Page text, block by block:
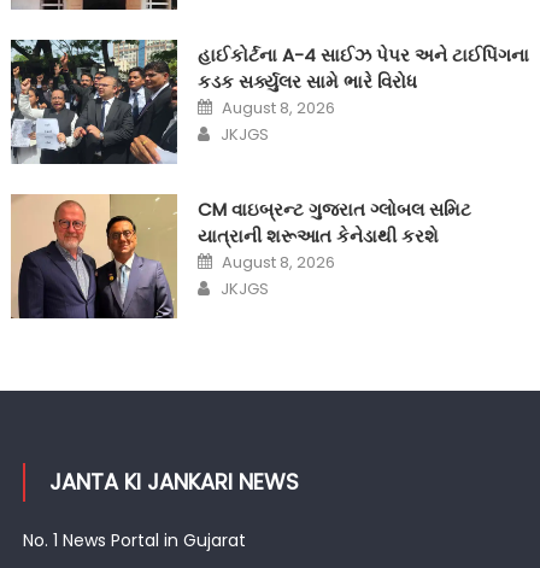
હાઈકોર્ટના A-4 સાઈઝ પેપર અને ટાઈપિંગના
કડક સર્ક્યુલર સામે ભારે વિરોધ
Posted
on
August 8, 2026
Author
JKJGS
CM વાઇબ્રન્ટ ગુજરાત ગ્લોબલ સમિટ
યાત્રાની શરૂઆત કેનેડાથી કરશે
Posted
on
August 8, 2026
Author
JKJGS
JANTA KI JANKARI NEWS
No. 1 News Portal in Gujarat